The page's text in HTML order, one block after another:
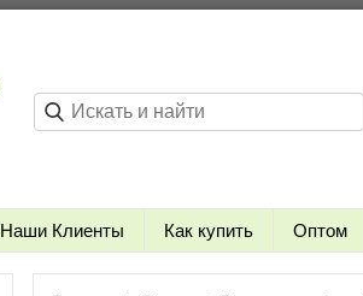
Наши Клиенты Как купить Оптом